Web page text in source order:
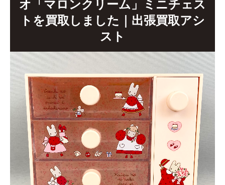
オ「マロンクリーム」ミニチェス
トを買取しました｜出張買取アシ
スト